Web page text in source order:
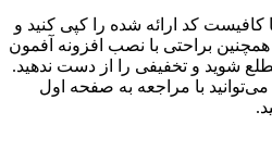
کافیست کد ارائه شده را کپی کنید و
براحتی با نصب افزونه آفمون
شوید و تخفیفی را از دست ندهید.
با مراجعه به صفحه اول